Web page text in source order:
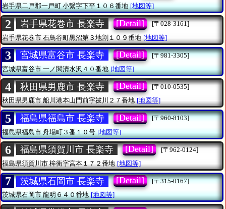
岩手県二戸郡一戸町小繋字下平１０６番地 [地図等]
2 岩手県花巻市 長楽寺 [Detail]
[〒028-3161]
岩手県花巻市 石鳥谷町黒沼第３地割１０９番地 [地図等]
3 宮城県富谷市 長楽寺 [Detail]
[〒981-3305]
宮城県富谷市一ノ関清水沢４０番地 [地図等]
4 秋田県男鹿市 長楽寺 [Detail]
[〒010-0535]
秋田県男鹿市船川港本山門前字祓川２７番地 [地図等]
5 福島県福島市 長楽寺 [Detail]
[〒960-8103]
福島県福島市舟場町３番１０号 [地図等]
6 福島県須賀川市 長楽寺 [Detail]
[〒962-0124]
福島県須賀川市 桙衝字宮本１７２番地 [地図等]
7 茨城県石岡市 長楽寺 [Detail]
[〒315-0167]
茨城県石岡市龍明６４０番地 [地図等]